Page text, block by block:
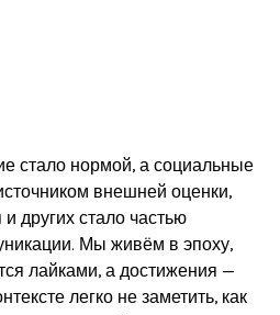
стало нормой, а социальные
внешней оценки,
других стало частью
Мы живём в эпоху,
лайками, а достижения —
легко не заметить, как